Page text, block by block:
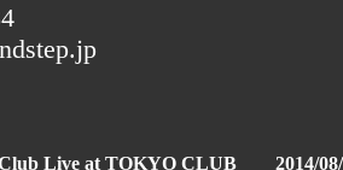
Club Live at TOKYO CLUB 2014/